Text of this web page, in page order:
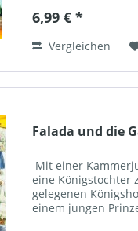
herausgeben, und
6,99 € *
Vergleichen
Falada und die
Mit einer
eine Königstochter
gelegenen
einem jungen